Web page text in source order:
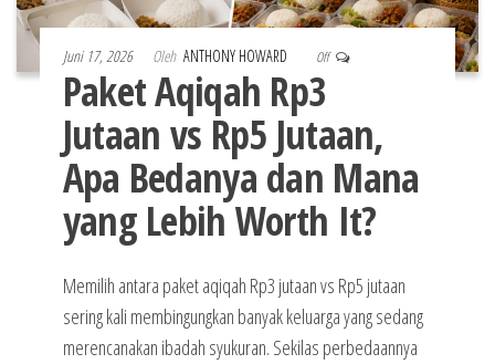
Juni 17, 2026 Oleh ANTHONY HOWARD Off
Paket Aqiqah Rp3
Jutaan vs Rp5 Jutaan,
Apa Bedanya dan Mana
yang Lebih Worth It?
Memilih antara paket aqiqah Rp3 jutaan vs Rp5 jutaan
sering kali membingungkan banyak keluarga yang sedang
merencanakan ibadah syukuran. Sekilas perbedaannya